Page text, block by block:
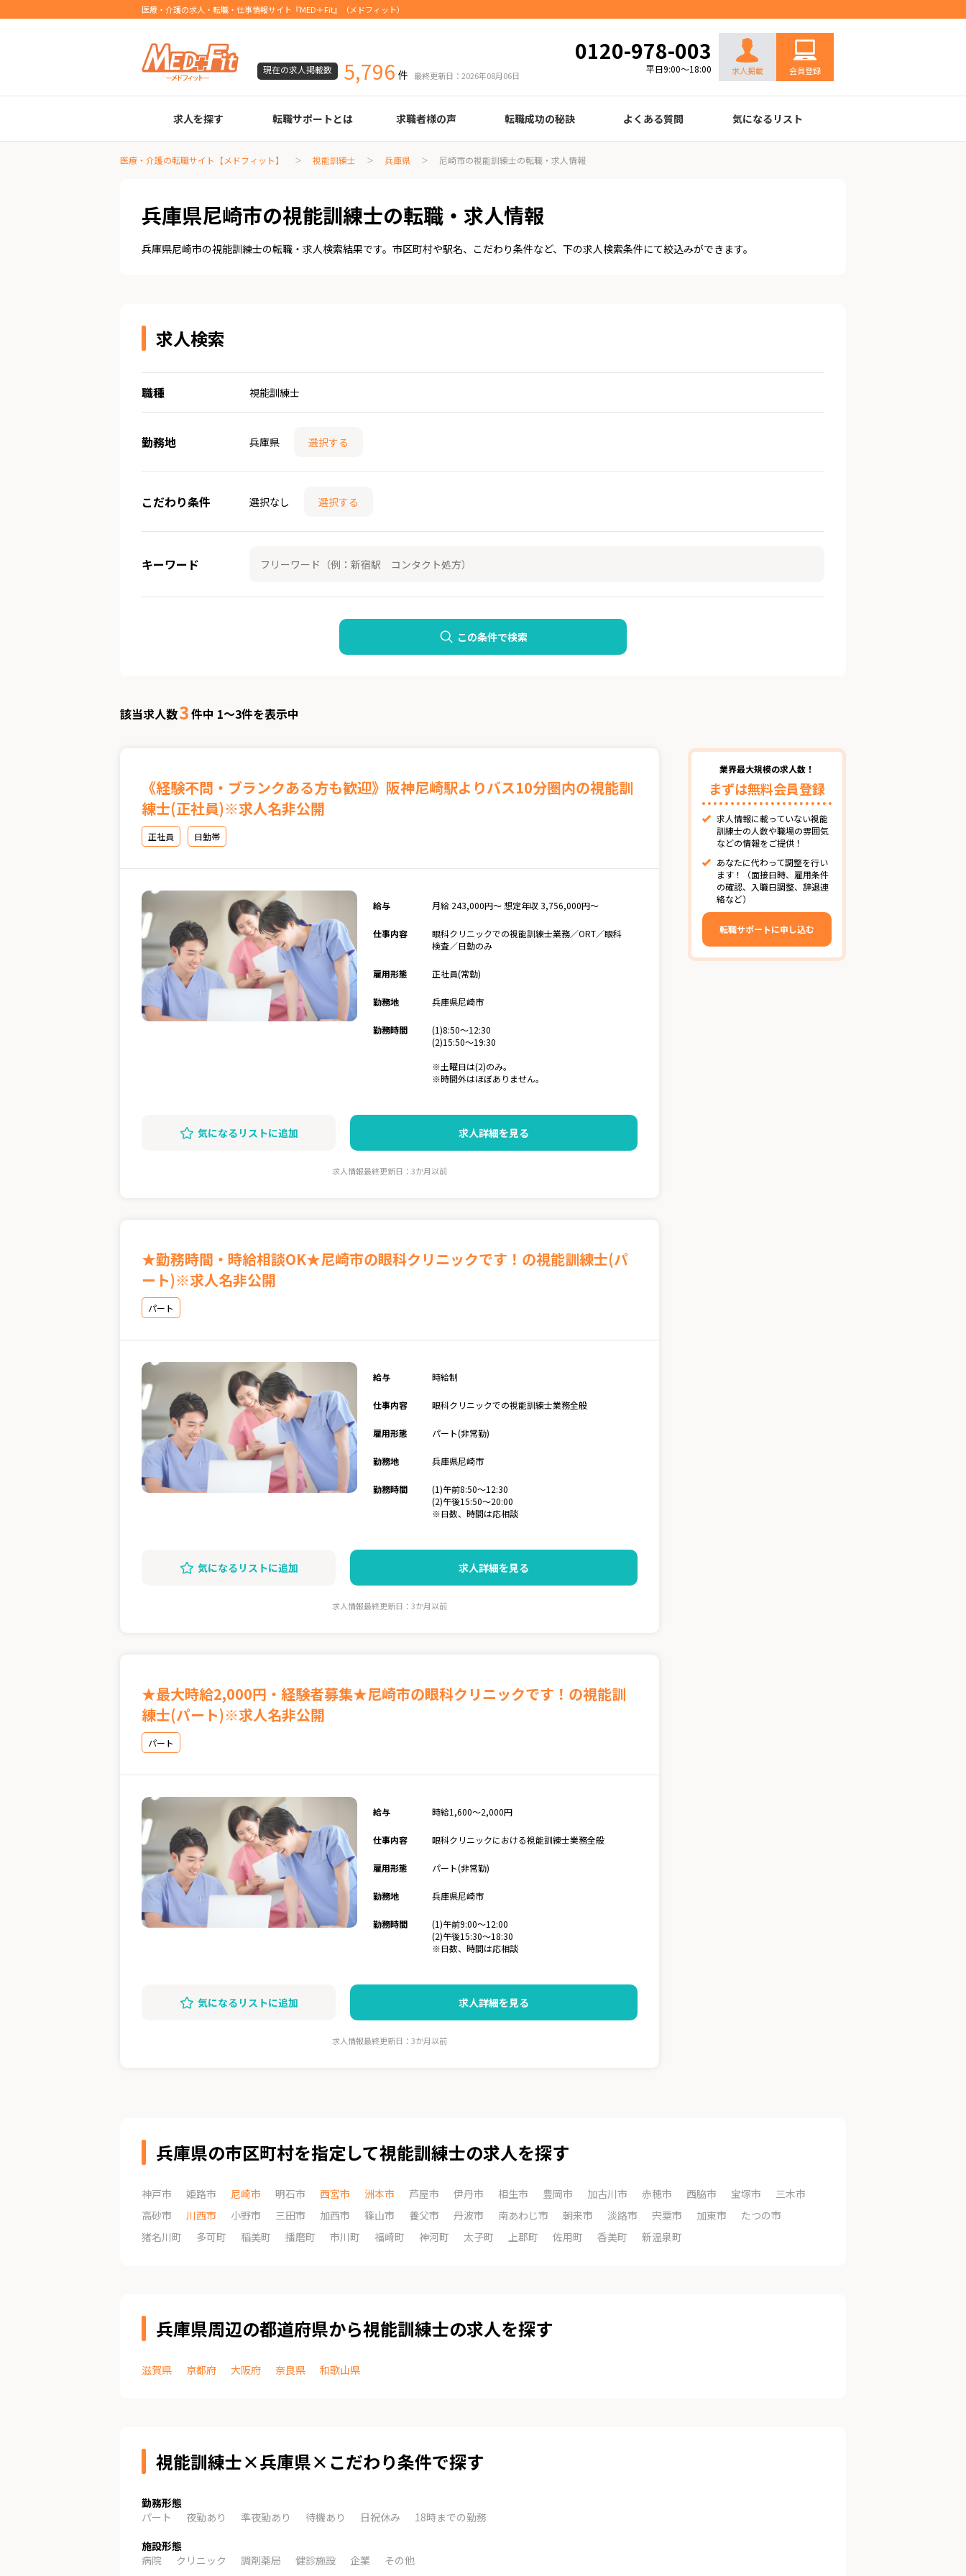
医療・介護の求人・転職・仕事情報サイト『MED＋Fit』（メドフィット）
現在の求人掲載数 5,796 件 最終更新日：2026年08月06日
0120-978-003
平日9:00～18:00 求人掲載 会員登録
求人を探す
臨床検査技師
診療放射線技師
臨床工学技士
医療事務
調剤薬局事務
理学療法士
作業療法士
言語聴覚士
機能訓練指導員
視能訓練士
看護師
薬剤師
転職サポートとは 求職者様の声
臨床検査技師
診療放射線技師
臨床工学技士
医療事務
調剤薬局事務
理学療法士
作業療法士
言語聴覚士
機能訓練指導員
視能訓練士
看護師
薬剤師
転職成功の秘訣
履歴書の書き方
職務経歴書の書き方
面接の心得
面接のコツ
転職の際に知っておきたいこと
年齢早見表
給与
よくある質問 気になるリスト
医療・介護の転職サイト【メドフィット】 視能訓練士 兵庫県 尼崎市の視能訓練士の転職・求人情報
兵庫県尼崎市の視能訓練士の転職・求人情報
兵庫県尼崎市の視能訓練士の転職・求人検索結果です。市区町村や駅名、こだわり条件など、下の求人検索条件にて絞込みができます。
求人検索
職種 視能訓練士
勤務地 兵庫県 選択する
こだわり条件 選択なし 選択する
キーワード
この条件で検索
該当求人数3件中 1～3件を表示中
《経験不問・ブランクある方も歓迎》阪神尼崎駅よりバス10分圏内の視能訓
練士(正社員)※求人名非公開
正社員 日勤帯
給与 月給 243,000円～ 想定年収 3,756,000円～
仕事内容
眼科クリニックでの視能訓練士業務／ORT／眼科
検査／日勤のみ
雇用形態 正社員(常勤)
勤務地 兵庫県尼崎市
勤務時間
(1)8:50～12:30
(2)15:50～19:30
※土曜日は(2)のみ。
※時間外はほぼありません。
気になるリストに追加 求人詳細を見る
求人情報最終更新日：3か月以前
★勤務時間・時給相談OK★尼崎市の眼科クリニックです！の視能訓練士(パ
ート)※求人名非公開
パート
給与 時給制
仕事内容 眼科クリニックでの視能訓練士業務全般
雇用形態 パート(非常勤)
勤務地 兵庫県尼崎市
勤務時間
(1)午前8:50～12:30
(2)午後15:50～20:00
※日数、時間は応相談
気になるリストに追加 求人詳細を見る
求人情報最終更新日：3か月以前
★最大時給2,000円・経験者募集★尼崎市の眼科クリニックです！の視能訓
練士(パート)※求人名非公開
パート
給与 時給1,600～2,000円
仕事内容 眼科クリニックにおける視能訓練士業務全般
雇用形態 パート(非常勤)
勤務地 兵庫県尼崎市
勤務時間
(1)午前9:00～12:00
(2)午後15:30～18:30
※日数、時間は応相談
気になるリストに追加 求人詳細を見る
求人情報最終更新日：3か月以前
業界最大規模の求人数！
まずは無料会員登録
求人情報に載っていない視能
訓練士の人数や職場の雰囲気
などの情報をご提供！
あなたに代わって調整を行い
ます！（面接日時、雇用条件
の確認、入職日調整、辞退連
絡など）
転職サポートに申し込む
兵庫県の市区町村を指定して視能訓練士の求人を探す
神戸市 姫路市 尼崎市 明石市 西宮市 洲本市 芦屋市 伊丹市 相生市 豊岡市 加古川市 赤穂市 西脇市 宝塚市
三木市
高砂市
川西市 小野市 三田市 加西市 篠山市 養父市 丹波市 南あわじ市 朝来市 淡路市 宍粟市 加東市
たつの市
猪名川町
多可町 稲美町 播磨町 市川町 福崎町 神河町 太子町 上郡町 佐用町 香美町 新温泉町
兵庫県周辺の都道府県から視能訓練士の求人を探す
滋賀県 京都府 大阪府 奈良県 和歌山県
視能訓練士×兵庫県×こだわり条件で探す
勤務形態
パート
夜勤あり 準夜勤あり 待機あり 日祝休み
18時までの勤務
施設形態
病院
クリニック 調剤薬局 健診施設 企業 その他